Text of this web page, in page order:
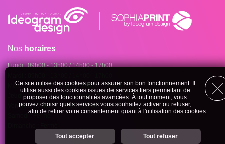
Nos horaires
Lundi : 09h00 - 13h00 / 14h00 - 17h00
Mercredi : 09h00 - 13h00 / 14h00 - 17h00
Jeudi : 09h00 - 13h00 / 14h00 - 17h00
Vendredi : 09h00 - 13h00 / 14h00 - 17h00
Samedi : Fermé
Ce site utilise des cookies pour assurer son bon fonctionnement. Il
utilise aussi des cookies issues de services tiers permettant de
proposer des fonctionnalités avancées. À tout moment, vous
pouvez choisir quels services vous souhaitez activer ou refuser,
afin de retirer votre consentement quant à l'utilisation des cookies.
Personnalisation des services
Tout accepter Tout refuser